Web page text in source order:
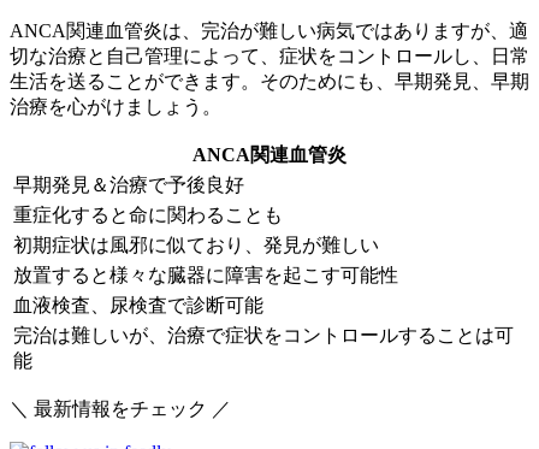
ANCA関連血管炎は、完治が難しい病気ではありますが、適
切な治療と自己管理によって、症状をコントロールし、日常
生活を送ることができます。そのためにも、 早期発見、早期
治療を心がけましょう。
ANCA関連血管炎
早期発見＆治療で予後良好
重症化すると命に関わることも
初期症状は風邪に似ており、発見が難しい
放置すると様々な臓器に障害を起こす可能性
血液検査、尿検査で診断可能
完治は難しいが、治療で症状をコントロールすることは可
能
＼ 最新情報をチェック ／